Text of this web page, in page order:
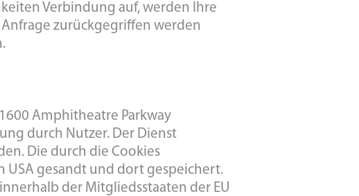
Verbindung auf, werden Ihre
zurückgegriffen werden
Amphitheatre Parkway
durch Nutzer. Der Dienst
Die durch die Cookies
gesandt und dort gespeichert.
der Mitgliedsstaaten der EU